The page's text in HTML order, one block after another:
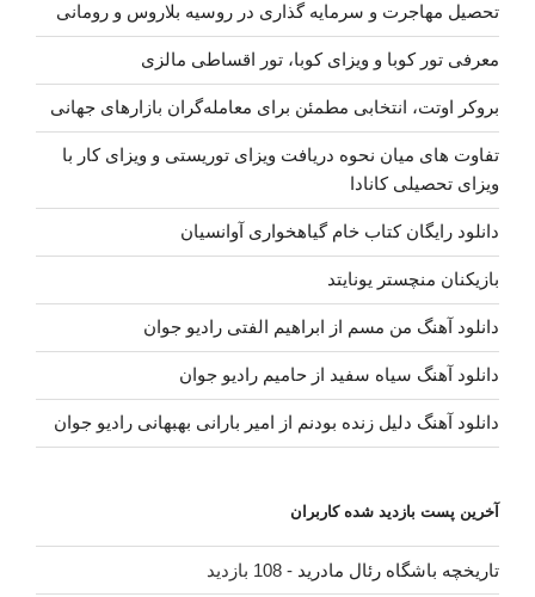
Ghost”
تحصیل مهاجرت و سرمایه گذاری در روسیه بلاروس و رومانی
معرفی تور کوبا و ویزای کوبا، تور اقساطی مالزی
بروکر اوتت، انتخابی مطمئن برای معامله‌گران بازارهای جهانی
تفاوت های میان نحوه دریافت ویزای توریستی و ویزای کار با
ویزای تحصیلی کانادا
دانلود رایگان کتاب خام گیاهخواری آوانسیان
بازیکنان منچستر یونایتد
دانلود آهنگ من مسم از ابراهیم الفتی رادیو جوان
دانلود آهنگ سیاه سفید از حامیم رادیو جوان
دانلود آهنگ دلیل زنده بودنم از امیر بارانی بهبهانی رادیو جوان
آخرین پست بازدید شده کاربران
تاریخچه باشگاه رئال مادرید - 108 بازدید